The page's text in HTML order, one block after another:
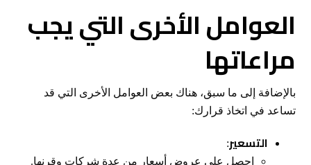
العوامل الأخرى التي يجب
مراعاتها
بالإضافة إلى ما سبق، هناك بعض العوامل الأخرى التي قد
تساعد في اتخاذ قرارك:
التسعير:
احصل على عروض أسعار من عدة شركات وقرنها.